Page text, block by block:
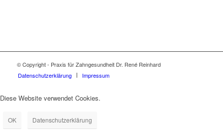
© Copyright - Praxis für Zahngesundheit Dr. René Reinhard
Datenschutzerklärung
Impressum
Diese Website verwendet Cookies.
OK Datenschutzerklärung